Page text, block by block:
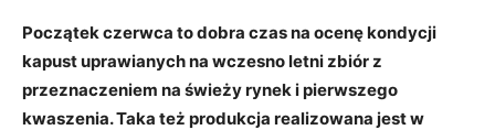
Początek czerwca to dobra czas na ocenę kondycji
kapust uprawianych na wczesno letni zbiór z
przeznaczeniem na świeży rynek i pierwszego
kwaszenia. Taka też produkcja realizowana jest w